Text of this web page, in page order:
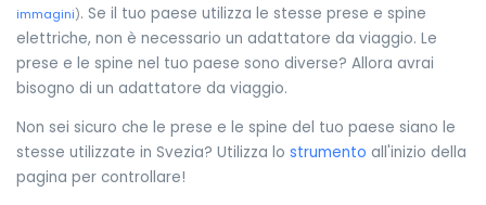
immagini). Se il tuo paese utilizza le stesse prese e spine
elettriche, non è necessario un adattatore da viaggio. Le
prese e le spine nel tuo paese sono diverse? Allora avrai
bisogno di un adattatore da viaggio.
Non sei sicuro che le prese e le spine del tuo paese siano le
stesse utilizzate in Svezia? Utilizza lo strumento all'inizio della
pagina per controllare!